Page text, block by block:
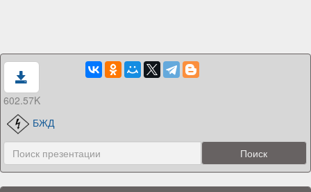
602.57K
БЖД